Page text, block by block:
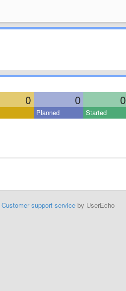
0 0 0
Planned Started
Customer support serviceby UserEcho